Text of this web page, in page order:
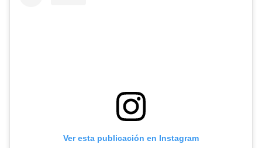
Ver esta publicación en Instagram